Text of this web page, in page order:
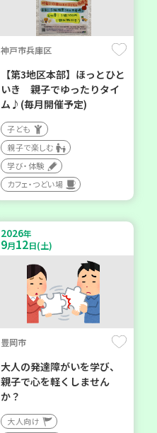
神戸市兵庫区
【第3地区本部】ほっとひと
いき 親子でゆったりタイ
ム♪(毎月開催予定)
子ども
親子で楽しむ
学び・体験
カフェ・つどい場
2026年
9月12日(土)
豊岡市
大人の発達障がいを学び、
親子で心を軽くしません
か？
大人向け